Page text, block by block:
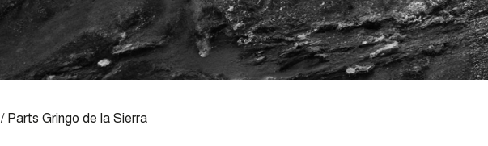
/ Parts Gringo de la Sierra